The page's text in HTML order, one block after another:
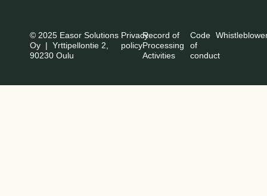
© 2025 Easor Solutions
Oy | Yrttipellontie 2,
90230 Oulu
Privacy
policy
Record of
Processing
Activities
Code
of
conduct